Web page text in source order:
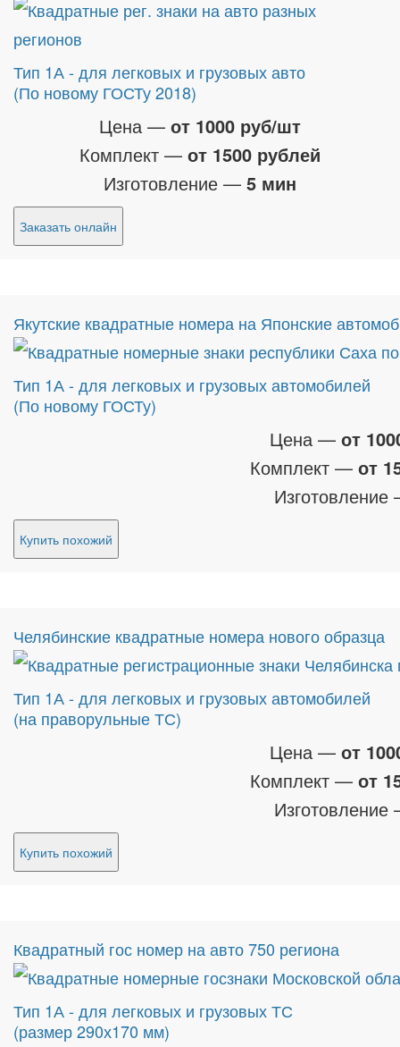
Тип 1А - для легковых и грузовых авто
(По новому ГОСТу 2018)
Цена — от 1000 руб/шт
Комплект — от 1500 рублей
Изготовление — 5 мин
Заказать онлайн
Якутские квадратные номера на Японские
Тип 1А - для легковых и грузовых автомобилей
(По новому ГОСТу)
Цена — от
Комплект — от
Купить похожий
Челябинские квадратные номера нового образца
Тип 1А - для легковых и грузовых автомобилей
(на праворульные ТС)
Цена — от
Комплект — от
Купить похожий
Квадратный гос номер на авто 750 региона
Тип 1А - для легковых и грузовых ТС
(размер 290х170 мм)